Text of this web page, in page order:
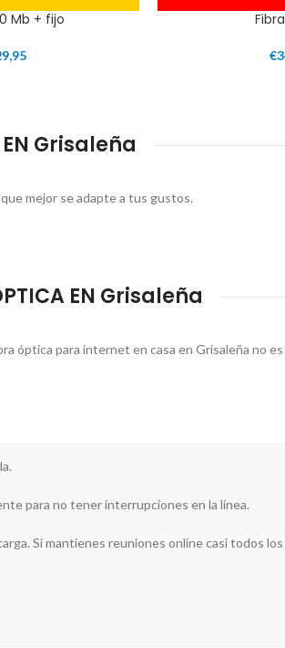
Mb + fijo
€
EN Grisaleña
mejor se adapte a tus gustos.
EN Grisaleña
óptica para internet en casa en Grisaleña no
para no tener interrupciones en la línea.
Si mantienes reuniones online casi todos